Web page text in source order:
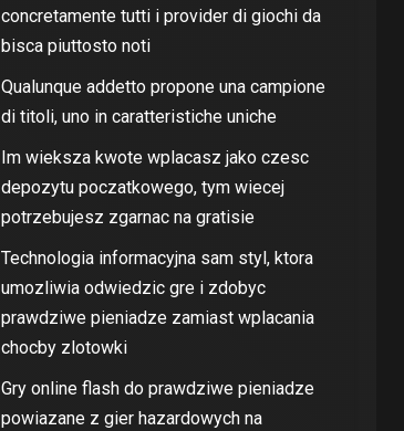
concretamente tutti i provider di giochi da
bisca piuttosto noti
Qualunque addetto propone una campione
di titoli, uno in caratteristiche uniche
Im wieksza kwote wplacasz jako czesc
depozytu poczatkowego, tym wiecej
potrzebujesz zgarnac na gratisie
Technologia informacyjna sam styl, ktora
umozliwia odwiedzic gre i zdobyc
prawdziwe pieniadze zamiast wplacania
chocby zlotowki
Gry online flash do prawdziwe pieniadze
powiazane z gier hazardowych na